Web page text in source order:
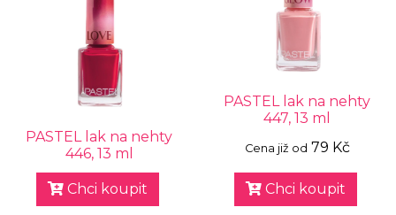
PASTEL lak na nehty
446, 13 ml
Chci koupit
PASTEL lak na nehty
447, 13 ml
Cena již od 79 Kč
Chci koupit